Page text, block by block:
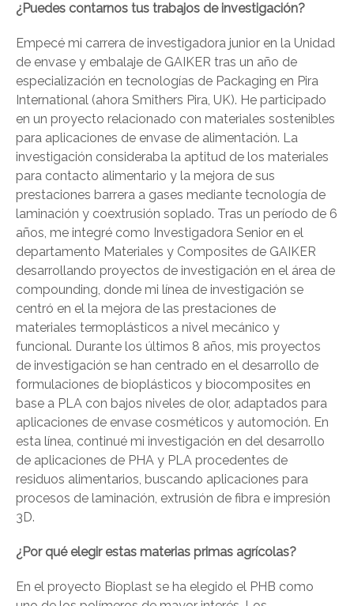
¿Puedes contarnos tus trabajos de investigación?
Empecé mi carrera de investigadora junior en la Unidad
de envase y embalaje de GAIKER tras un año de
especialización en tecnologías de Packaging en Pira
International (ahora Smithers Pira, UK). He participado
en un proyecto relacionado con materiales sostenibles
para aplicaciones de envase de alimentación. La
investigación consideraba la aptitud de los materiales
para contacto alimentario y la mejora de sus
prestaciones barrera a gases mediante tecnología de
laminación y coextrusión soplado. Tras un período de 6
años, me integré como Investigadora Senior en el
departamento Materiales y Composites de GAIKER
desarrollando proyectos de investigación en el área de
compounding, donde mi línea de investigación se
centró en el la mejora de las prestaciones de
materiales termoplásticos a nivel mecánico y
funcional. Durante los últimos 8 años, mis proyectos
de investigación se han centrado en el desarrollo de
formulaciones de bioplásticos y biocomposites en
base a PLA con bajos niveles de olor, adaptados para
aplicaciones de envase cosméticos y automoción. En
esta línea, continué mi investigación en del desarrollo
de aplicaciones de PHA y PLA procedentes de
residuos alimentarios, buscando aplicaciones para
procesos de laminación, extrusión de fibra e impresión
3D.
¿Por qué elegir estas materias primas agrícolas?
En el proyecto Bioplast se ha elegido el PHB como